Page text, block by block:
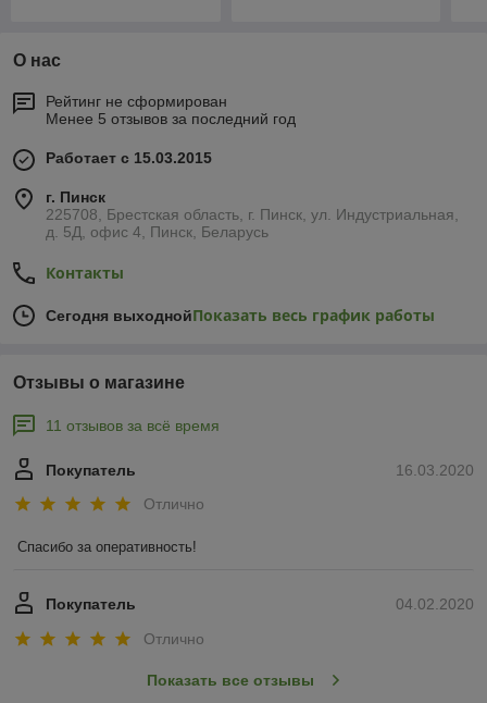
О нас
Рейтинг не сформирован
Менее 5 отзывов за последний год
Работает с 15.03.2015
г. Пинск
225708, Брестская область, г. Пинск, ул. Индустриальная,
д. 5Д, офис 4, Пинск, Беларусь
Контакты
Сегодня выходнойПоказать весь график работы
Отзывы о магазине
11 отзывов за всё время
16.03.2020
Покупатель
Отлично
Спасибо за оперативность!
04.02.2020
Покупатель
Отлично
Показать все отзывы